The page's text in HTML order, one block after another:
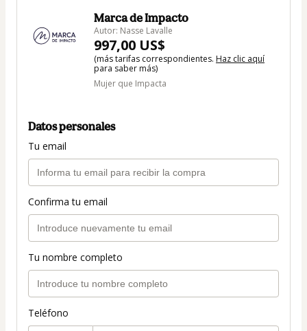
Marca de Impacto
Autor: Nasse Lavalle
997,00 US$
(más tarifas correspondientes. Haz clic aquí
para saber más)
Mujer que Impacta
Datos personales
Tu email
Confirma tu email
Tu nombre completo
Teléfono